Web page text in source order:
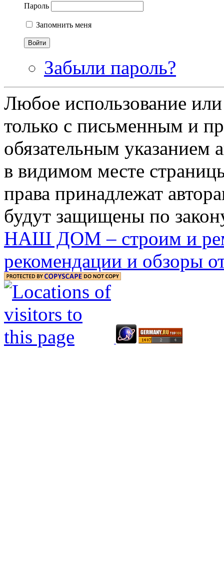
Пароль
Запомнить меня
Забыли пароль?
Любое использование
только с письменным и
обязательным указанием
в видимом месте
права принадлежат
будут защищены по
НАШ ДОМ – строим и
рекомендации и обзоры